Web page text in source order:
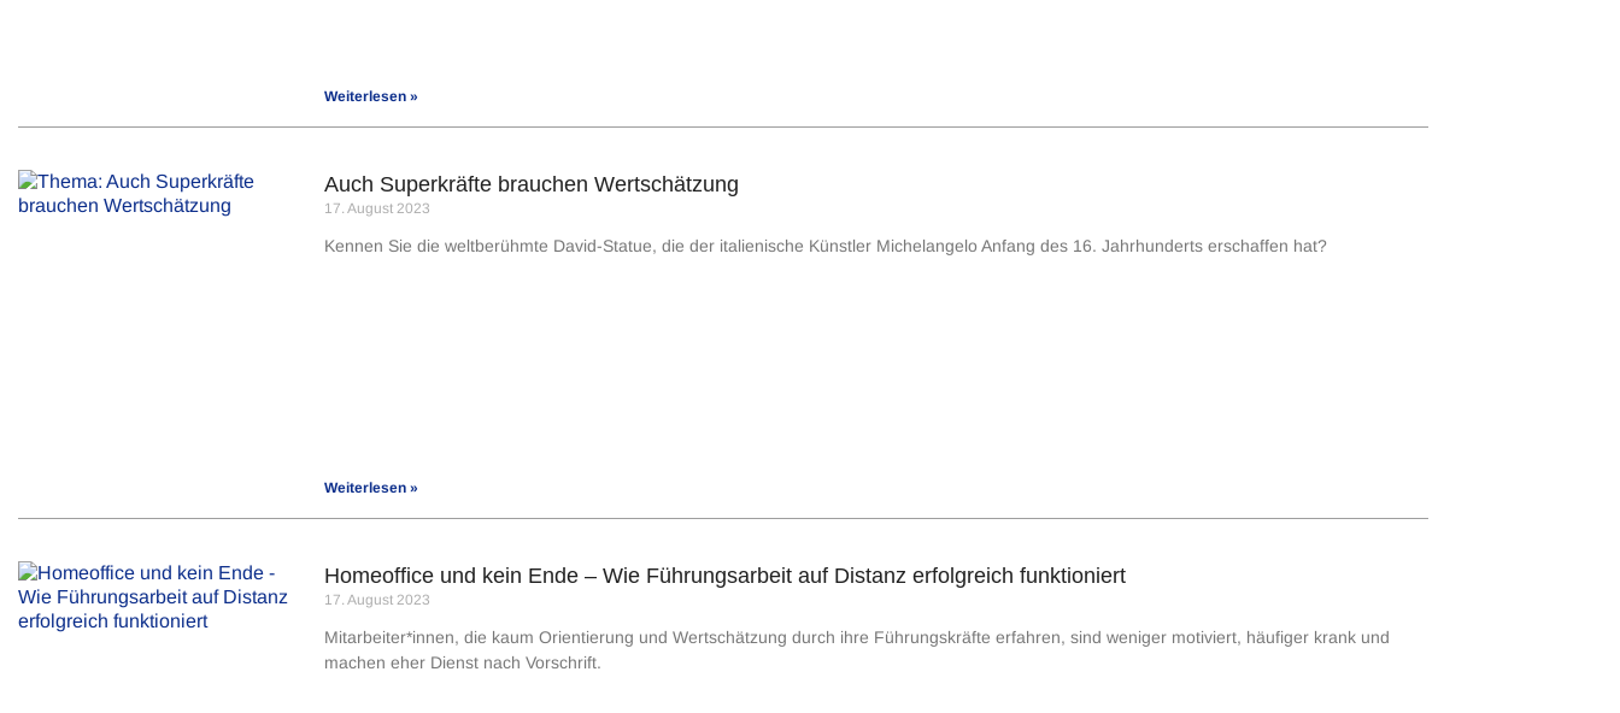
Weiterlesen »
Auch Superkräfte brauchen Wertschätzung
17. August 2023
Kennen Sie die weltberühmte David-Statue, die der italienische Künstler Michelangelo Anfang des 16. Jahrhunderts erschaffen hat?
Weiterlesen »
Homeoffice und kein Ende – Wie Führungsarbeit auf Distanz erfolgreich funktioniert
17. August 2023
Mitarbeiter*innen, die kaum Orientierung und Wertschätzung durch ihre Führungskräfte erfahren, sind weniger motiviert, häufiger krank und
machen eher Dienst nach Vorschrift.